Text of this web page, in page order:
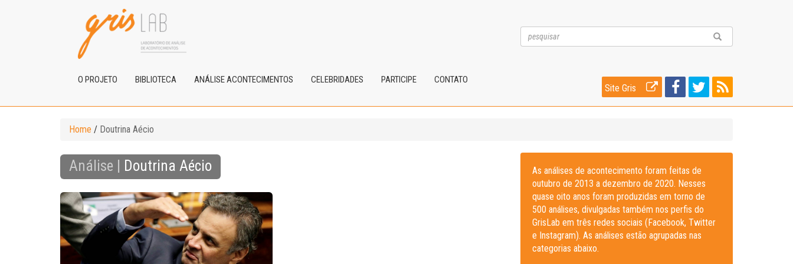
O PROJETO BIBLIOTECA ANÁLISE ACONTECIMENTOS CELEBRIDADES PARTICIPE CONTATO
Site Gris
Home / Doutrina Aécio
Análise | Doutrina Aécio
As análises de acontecimento foram feitas de
outubro de 2013 a dezembro de 2020. Nesses
quase oito anos foram produzidas em torno de
500 análises, divulgadas também nos perfis do
GrisLab em três redes sociais (Facebook, Twitter
e Instagram). As análises estão agrupadas nas
categorias abaixo.